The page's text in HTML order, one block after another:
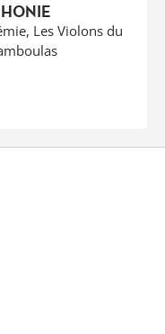
Les Violons du